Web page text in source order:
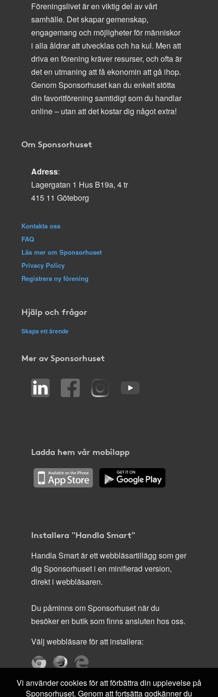
Föreningslivet är en viktig del av vårt
samhälle. Det skapar gemenskap,
engagemang och möjligheter för människor
i alla åldrar att utvecklas och ha kul. Men att
driva en förening kräver resurser, och ofta är
det en utmaning att få ekonomin att gå ihop.
Genom Sponsorhuset kan du enkelt stötta
din favoritförening samtidigt som du handlar
online – utan att det kostar dig något extra!
Om Sponsorhuset
Adress:
Lagergatan 1 Hus B19a, 4 tr
415 11 Göteborg
Kontakta oss
FAQ
Läs mer om Sponsorhuset
Privacy Policy
Registrera ny förening
Hjälp och frågor
Skapa ett ärende
Mer av Sponsorhuset
Ladda hem vår mobilapp
Installera "Handla Smart"
Handla Smart är ett webbläsartillägg som ger
dig Sponsorhuset i en minifierad version,
direkt i webbläsaren.
Du påminns om Sponsorhuset när du
besöker en butik som finns ansluten hos oss.
Välj webbläsare för att installera:
Vi använder cookies för att förbättra din upplevelse på
Sponsorhuset. Genom att fortsätta godkänner du